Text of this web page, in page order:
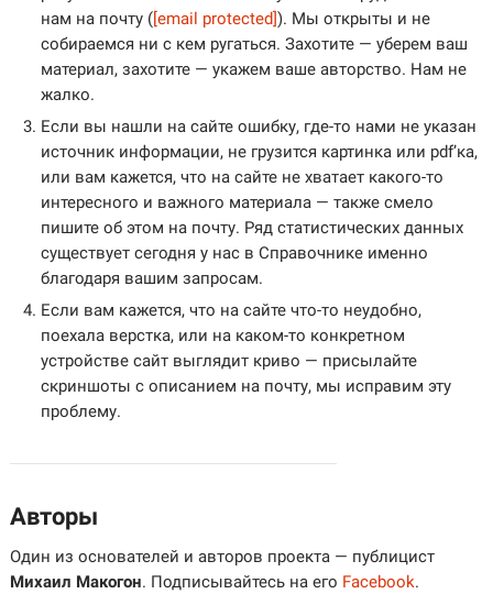
нам на почту ([email protected]). Мы открыты и не
собираемся ни с кем ругаться. Захотите — уберем ваш
материал, захотите — укажем ваше авторство. Нам не
жалко.
Если вы нашли на сайте ошибку, где-то нами не указан
источник информации, не грузится картинка или pdf’ка,
или вам кажется, что на сайте не хватает какого-то
интересного и важного материала — также смело
пишите об этом на почту. Ряд статистических данных
существует сегодня у нас в Справочнике именно
благодаря вашим запросам.
Если вам кажется, что на сайте что-то неудобно,
поехала верстка, или на каком-то конкретном
устройстве сайт выглядит криво — присылайте
скриншоты с описанием на почту, мы исправим эту
проблему.
Авторы
Один из основателей и авторов проекта — публицист
Михаил Макогон. Подписывайтесь на его Facebook.